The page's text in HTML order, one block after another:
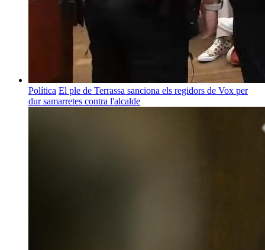
Política El ple de Terrassa sanciona els regidors de Vox per
dur samarretes contra l'alcalde